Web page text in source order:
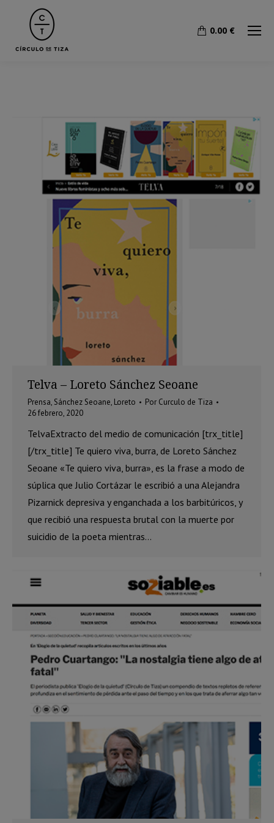
0.00 €
Telva – Loreto Sánchez Seoane
Prensa, Sánchez Seoane, Loreto Por Curculo de Tiza
26 febrero, 2020
TelvaExtracto del medio de comunicación [trx_title]
[/trx_title] Te quiero viva, burra, de Loreto Sánchez
Seoane «Te quiero viva, burra», es la frase a modo de
súplica que Julio Cortázar le escribió a una Alejandra
Pizarnick depresiva y enganchada a los barbitúricos, y
que recibió una respuesta brutal con la muerte por
suicidio de la poeta mientras…